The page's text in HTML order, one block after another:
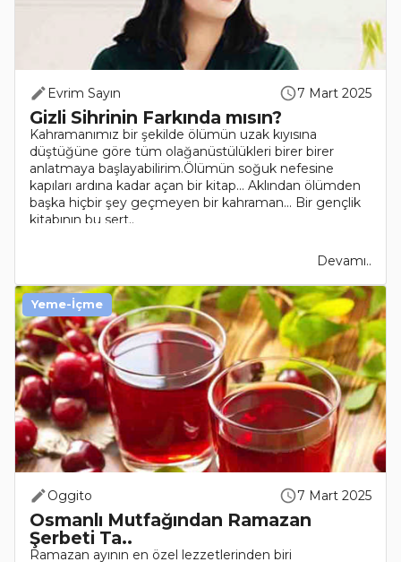
Evrim Sayın 7 Mart 2025
Gizli Sihrinin Farkında mısın?
Kahramanımız bir şekilde ölümün uzak kıyısına
düştüğüne göre tüm olağanüstülükleri birer birer
anlatmaya başlayabilirim.Ölümün soğuk nefesine
kapıları ardına kadar açan bir kitap... Aklından ölümden
başka hiçbir şey geçmeyen bir kahraman... Bir gençlik
kitabının bu sert..
Devamı..
Oggito 7 Mart 2025
Osmanlı Mutfağından Ramazan
Şerbeti Ta..
Ramazan ayının en özel lezzetlerinden biri
Yeme-İçme